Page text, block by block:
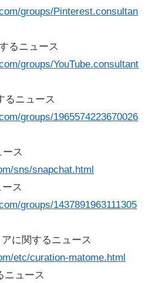
groups/Pinterest.consultan
るニュース
groups/YouTube.consultant
るニュース
groups/1965574223670026
ース
sns/snapchat.html
ス
groups/1437891963111305
に関するニュース
etc/curation-matome.html
ニュース